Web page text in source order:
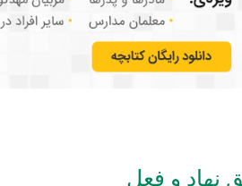
نهاد و فعل